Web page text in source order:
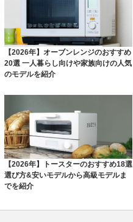
【2026年】オーブンレンジのおすすめ
20選 一人暮らし向けや家族向けの人気
のモデルを紹介
【2026年】トースターのおすすめ18選
選び方&安いモデルから高級モデルま
でを紹介